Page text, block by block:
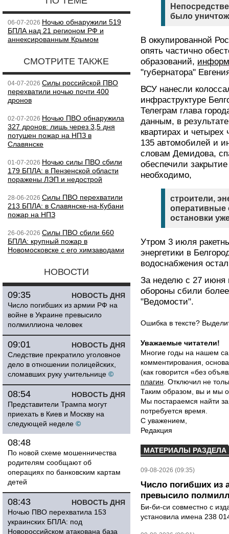
06-07-2026 Ночью обнаружили 519
БПЛА над 21 регионом РФ и
аннексированным Крымом
СМОТРИТЕ ТАКЖЕ
04-07-2026 Силы российской ПВО
перехватили ночью почти 400
дронов
02-07-2026 Ночью ПВО обнаружила
327 дронов: лишь через 3,5 дня
потушен пожар на НПЗ в
Славянске
01-07-2026 Ночью силы ПВО сбили
179 БПЛА: в Пензенской области
поражены ЛЭП и недострой
28-06-2026 Силы ПВО перехватили
213 БПЛА: в Славянске-на-Кубани
пожар на НПЗ
26-06-2026 Силы ПВО сбили 660
БПЛА: крупный пожар в
Новомосковске с его химзаводами
НОВОСТИ
НОВОСТЬ ДНЯ
09:35
Число погибших из армии РФ на
войне в Украине превысило
полмиллиона человек
НОВОСТЬ ДНЯ
09:01
Следствие прекратило уголовное
дело в отношении полицейских,
сломавших руку учительнице ©
НОВОСТЬ ДНЯ
08:54
Представители Трампа могут
приехать в Киев и Москву на
следующей неделе ©
08:48
По новой схеме мошенничества
родителям сообщают об
операциях по банковским картам
детей
НОВОСТЬ ДНЯ
08:43
Ночью ПВО перехватила 153
украинских БПЛА: под
Новороссийском атакована база
было
В оккупированной
опять частично
образований,
"губернатора"
ВСУ нанесли
инфраструктуре
Телеграм глава
данным, в
квартирах и
135 автомобилей и
словам Демидова,
обеспечили
необходимо,
строители,
оперативные
остановки
Утром 3 июля
энергетики в
водоснабжения
За неделю с 27 июня
обороны сбили
"Ведомости".
Ошибка в тексте?
Уважаемые читатели!
Многие годы на нашем
комментирования,
(как говорится «без
плагин . Отключил не
Таким образом, вы и мы
Мы постараемся найти
потребуется время.
С уважением,
Редакция
МАТЕРИАЛЫ РАЗДЕЛА
09-08-2026 (09:35)
Число погибших из
превысило
Би-би-си совместно с
установила имена 238